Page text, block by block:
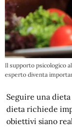
Il supporto psicologico
esperto diventa
Seguire una
dieta richiede
obiettivi siano